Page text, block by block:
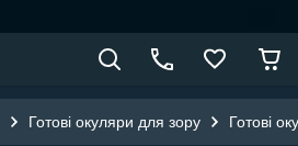
Готові окуляри для зору Готові